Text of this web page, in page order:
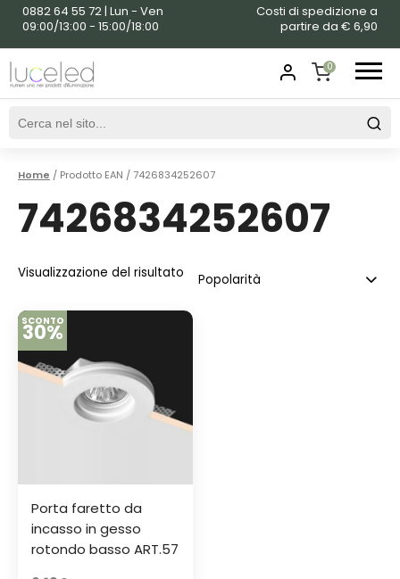
0882 64 55 72 | Lun - Ven
09:00/13:00 - 15:00/18:00
Costi di spedizione a
partire da € 6,90
0
SHOPPING
Home / Prodotto EAN / 7426834252607
7426834252607
Visualizzazione del risultato
SCONTO
30%
Porta faretto da
incasso in gesso
rotondo basso ART.57